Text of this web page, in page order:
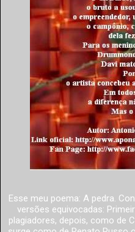
Esse meu poema: A pedra.
versões equivocadas:
plagiadores, depois, como de